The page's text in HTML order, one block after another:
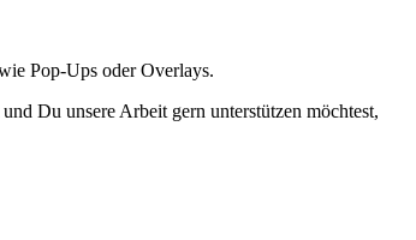
Pop-Ups oder Overlays.
Du unsere Arbeit gern unterstützen möchtest,